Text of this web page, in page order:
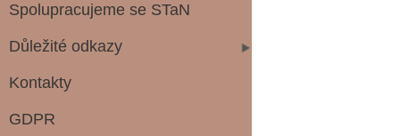
Spolupracujeme se STaN
Důležité odkazy
Kontakty
GDPR